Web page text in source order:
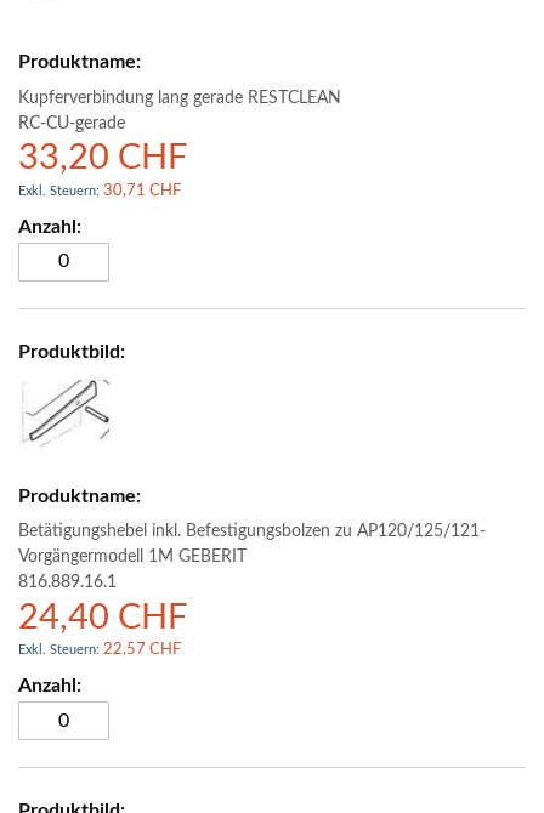
Kupferverbindung lang gerade RESTCLEAN
RC-CU-gerade
33,20 CHF
30,71 CHF
Betätigungshebel inkl. Befestigungsbolzen zu AP120/125/121-
Vorgängermodell 1M GEBERIT
816.889.16.1
24,40 CHF
22,57 CHF